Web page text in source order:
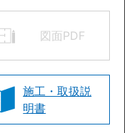
図面PDF
施工・取扱説
明書